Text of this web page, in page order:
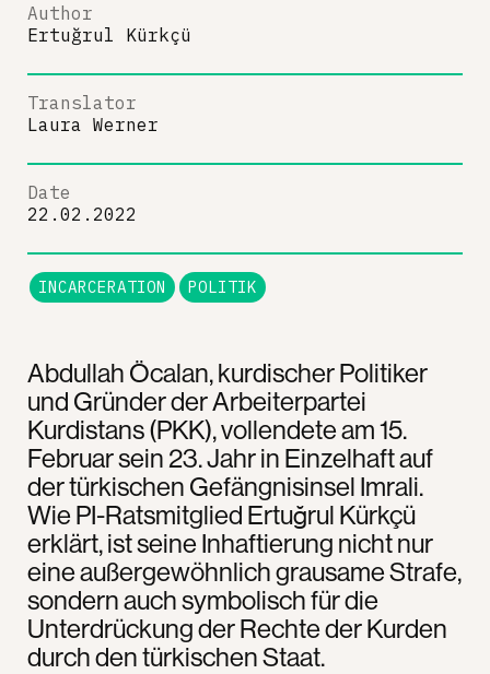
Abdullah Öcalan, kurdischer Politiker
und Gründer der Arbeiterpartei
Kurdistans (PKK), vollendete am 15.
Februar sein 23. Jahr in Einzelhaft auf
der türkischen Gefängnisinsel Imrali.
Wie PI-Ratsmitglied Ertuğrul Kürkçü
erklärt, ist seine Inhaftierung nicht nur
eine außergewöhnlich grausame Strafe,
sondern auch symbolisch für die
Unterdrückung der Rechte der Kurden
durch den türkischen Staat.
Author
Ertuğrul Kürkçü
Translator
Laura Werner
Date
22.02.2022
INCARCERATION POLITIK